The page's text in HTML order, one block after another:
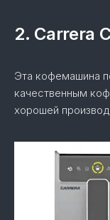
2. Carrera
Эта кофемашина
качественным
хорошей